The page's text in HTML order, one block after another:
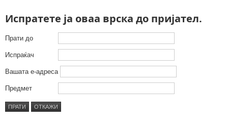
Испратете ја оваа врска до пријател.
Прати до
Испраќач
Вашата е-адреса
Предмет
ПРАТИ ОТКАЖИ